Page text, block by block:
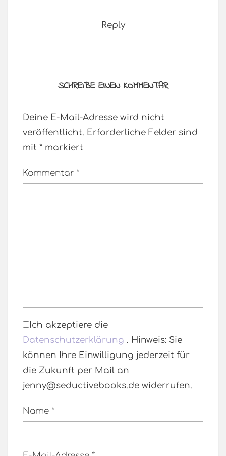
Reply
SCHREIBE EINEN KOMMENTAR
Deine E-Mail-Adresse wird nicht
veröffentlicht. Erforderliche Felder sind
mit * markiert
Kommentar *
Ich akzeptiere die
Datenschutzerklärung . Hinweis: Sie
können Ihre Einwilligung jederzeit für
die Zukunft per Mail an
jenny@seductivebooks.de widerrufen.
Name *